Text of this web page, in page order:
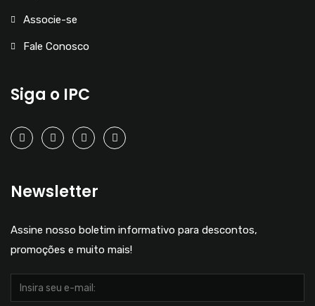
Associe-se
Fale Conosco
Siga o IPC
Newsletter
Assine nosso boletim informativo para descontos,
promoções e muito mais!